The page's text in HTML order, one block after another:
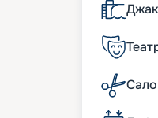
Icon of
в